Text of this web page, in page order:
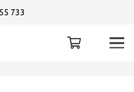
733